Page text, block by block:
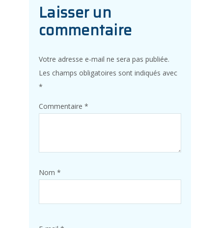
Laisser un
commentaire
Votre adresse e-mail ne sera pas publiée.
Les champs obligatoires sont indiqués avec
*
Commentaire *
Nom *